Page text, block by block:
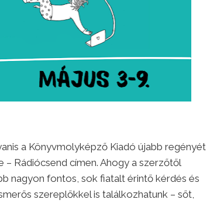
a Könyvmolyképző Kiadó újabb regényét
– Rádiócsend címen. Ahogy a szerzőtől
nagyon fontos, sok fiatalt érintő kérdés és
szereplőkkel is találkozhatunk – sőt,